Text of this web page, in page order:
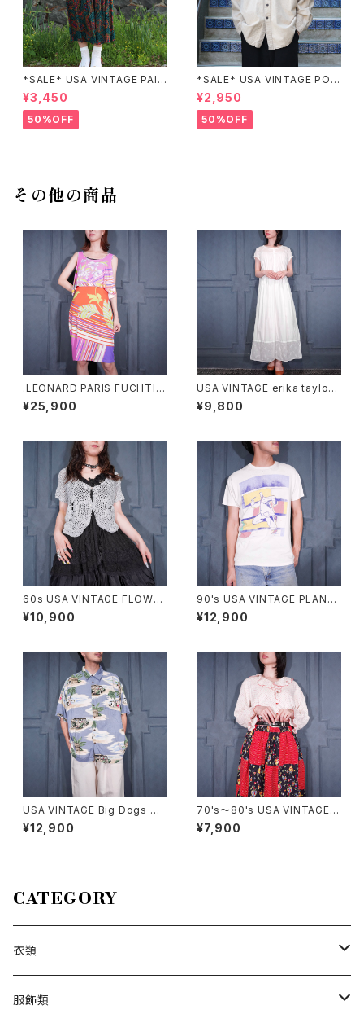
*SALE* USA VINTAGE PAIS
LEY PATTERNED DESIGN S
KIRT/アメリカ古着ペイズリー
柄デザインスカート
¥3,450
50%OFF
*SALE* USA VINTAGE POC
KET DESIGN SHIRT/アメリカ
古着ポケットデザインシャツ
¥2,950
50%OFF
その他の商品
.LEONARD PARIS FUCHTIA
FLOWER PATTERNED NO S
LEEVE DOCKING ONE PIEC
ンピース2000000074405
¥25,900
USA VINTAGE erika taylor
LACE DESIGN NIGHTY DRE
SS COTTON ONE PIECE/ア
¥9,800
60s USA VINTAGE FLOWER
DESIGN HALF SLEEVE CRO
CHET KNIT CARDIGAN/60
¥10,900
90's USA VINTAGE PLAN-9
ART PRINT DESIGN T SHIR
T/90年代アメリカ古着アートプ
¥12,900
USA VINTAGE Big Dogs DO
G PATTERNED DESIGN HAL
F SLEEVE RAYON ALOHA S
¥12,900
70's～80's USA VINTAGE L
eVoy's DOT PATTERNED F
RILL COLLAR DESIGN SHIR
¥7,900
CATEGORY
衣類
トップス
服飾類